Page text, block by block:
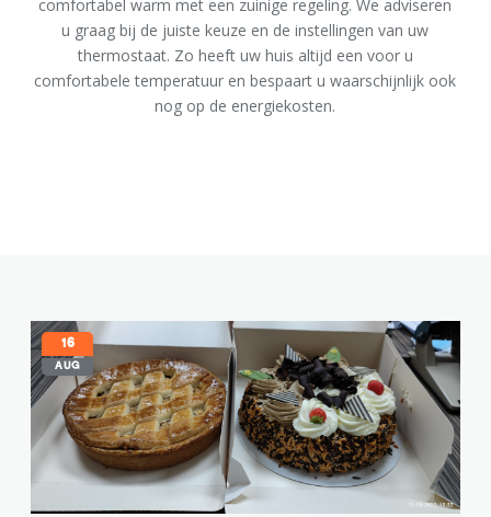
comfortabel warm met een zuinige regeling. We adviseren
u graag bij de juiste keuze en de instellingen van uw
thermostaat. Zo heeft uw huis altijd een voor u
comfortabele temperatuur en bespaart u waarschijnlijk ook
nog op de energiekosten.
16
AUG